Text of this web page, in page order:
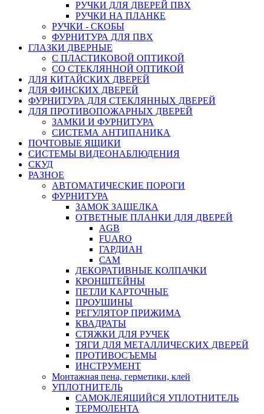
РУЧКИ ДЛЯ ДВЕРЕЙ ПВХ
РУЧКИ НА ПЛАНКЕ
РУЧКИ - СКОБЫ
ФУРНИТУРА ДЛЯ ПВХ
ГЛАЗКИ ДВЕРНЫЕ
С ПЛАСТИКОВОЙ ОПТИКОЙ
СО СТЕКЛЯННОЙ ОПТИКОЙ
ДЛЯ КИТАЙСКИХ ДВЕРЕЙ
ДЛЯ ФИНСКИХ ДВЕРЕЙ
ФУРНИТУРА ДЛЯ СТЕКЛЯННЫХ ДВЕРЕЙ
ДЛЯ ПРОТИВОПОЖАРНЫХ ДВЕРЕЙ
ЗАМКИ И ФУРНИТУРА
СИСТЕМА АНТИПАНИКА
ПОЧТОВЫЕ ЯЩИКИ
СИСТЕМЫ ВИДЕОНАБЛЮДЕНИЯ
СКУД
РАЗНОЕ
АВТОМАТИЧЕСКИЕ ПОРОГИ
ФУРНИТУРА
ЗАМОК ЗАЩЕЛКА
ОТВЕТНЫЕ ПЛАНКИ ДЛЯ ДВЕРЕЙ
AGB
FUARO
ГАРДИАН
САМ
ДЕКОРАТИВНЫЕ КОЛПАЧКИ
КРОНШТЕЙНЫ
ПЕТЛИ КАРТОЧНЫЕ
ПРОУШИНЫ
РЕГУЛЯТОР ПРИЖИМА
КВАДРАТЫ
СТЯЖКИ ДЛЯ РУЧЕК
ТЯГИ ДЛЯ МЕТАЛЛИЧЕСКИХ ДВЕРЕЙ
ПРОТИВОСЪЕМЫ
ИНСТРУМЕНТ
Монтажная пена, герметики, клей
УПЛОТНИТЕЛЬ
САМОКЛЕЯЩИЙСЯ УПЛОТНИТЕЛЬ
ТЕРМОЛЕНТА